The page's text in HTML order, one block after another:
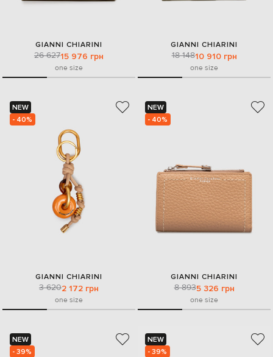
GIANNI CHIARINI
26 62715 976 грн
one size
GIANNI CHIARINI
18 14810 910 грн
one size
NEW
- 40%
GIANNI CHIARINI
3 6202 172 грн
one size
NEW
- 40%
GIANNI CHIARINI
8 8935 326 грн
one size
NEW
- 39%
NEW
- 39%